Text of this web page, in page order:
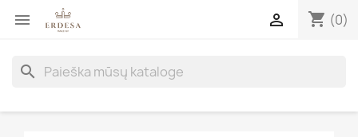
 shopping_cart (0)

search